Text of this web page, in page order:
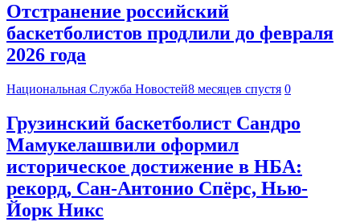
Отстранение российский
баскетболистов продлили до февраля
2026 года
Национальная Служба Новостей8 месяцев спустя 0
Грузинский баскетболист Сандро
Мамукелашвили оформил
историческое достижение в НБА:
рекорд, Сан-Антонио Спёрс, Нью-
Йорк Никс